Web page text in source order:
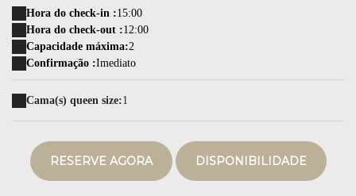
Hora do check-in :15:00
Hora do check-out :12:00
Capacidade máxima:2
Confirmação :Imediato
Cama(s) queen size:1
RESERVE AGORA DISPONIBILIDADE